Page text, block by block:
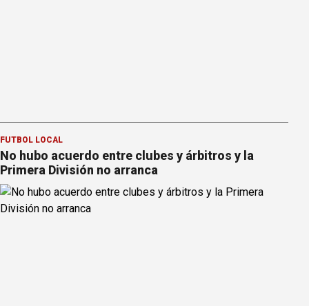
FÚTBOL LOCAL
No hubo acuerdo entre clubes y árbitros y la
Primera División no arranca